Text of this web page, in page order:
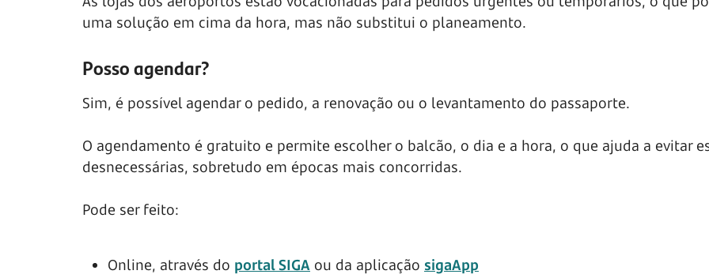
uma solução em cima da hora, mas não substitui o planeamento.
Posso agendar?
Sim, é possível agendar o pedido, a renovação ou o levantamento do passaporte.
O agendamento é gratuito e permite escolher o balcão, o dia e a hora, o que ajuda a evitar
desnecessárias, sobretudo em épocas mais concorridas.
Pode ser feito:
Online, através do portal SIGA ou da aplicação sigaApp